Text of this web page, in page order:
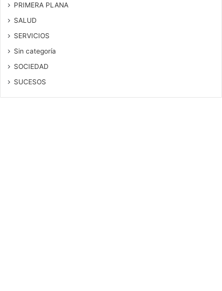
PRIMERA PLANA
SALUD
SERVICIOS
Sin categoría
SOCIEDAD
SUCESOS